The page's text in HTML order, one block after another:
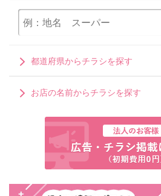
都道府県からチラシを探す
お店の名前からチラシを探す